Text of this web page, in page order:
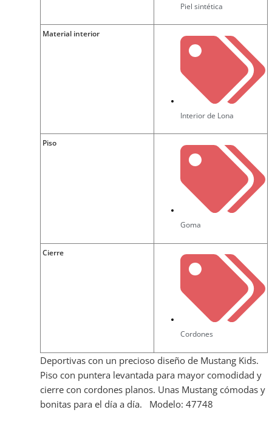
Piel sintética
Material interior
Interior de Lona
Piso
Goma
Cierre
Cordones
Deportivas con un precioso diseño de Mustang Kids.
Piso con puntera levantada para mayor comodidad y
cierre con cordones planos. Unas Mustang cómodas y
bonitas para el día a día. Modelo: 47748